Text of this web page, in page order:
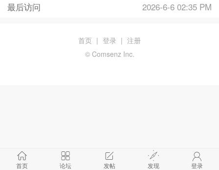
最后访问
2026-6-6 02:35 PM
首页 论坛 发帖 发现 登录
首页 | 登录 | 注册
© Comsenz Inc.